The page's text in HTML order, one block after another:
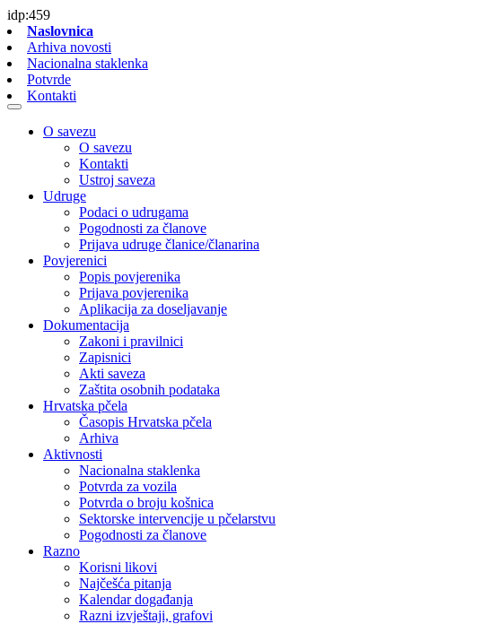
idp:459
Naslovnica
Arhiva novosti
Nacionalna staklenka
Potvrde
Kontakti
O savezu
O savezu
Kontakti
Ustroj saveza
Udruge
Podaci o udrugama
Pogodnosti za članove
Prijava udruge članice/članarina
Povjerenici
Popis povjerenika
Prijava povjerenika
Aplikacija za doseljavanje
Dokumentacija
Zakoni i pravilnici
Zapisnici
Akti saveza
Zaštita osobnih podataka
Hrvatska pčela
Časopis Hrvatska pčela
Arhiva
Aktivnosti
Nacionalna staklenka
Potvrda za vozila
Potvrda o broju košnica
Sektorske intervencije u pčelarstvu
Pogodnosti za članove
Razno
Korisni likovi
Najčešća pitanja
Kalendar događanja
Razni izvještaji, grafovi